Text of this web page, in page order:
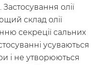
олії
склад олії
секреції сальних
усуваються
і не утворюються